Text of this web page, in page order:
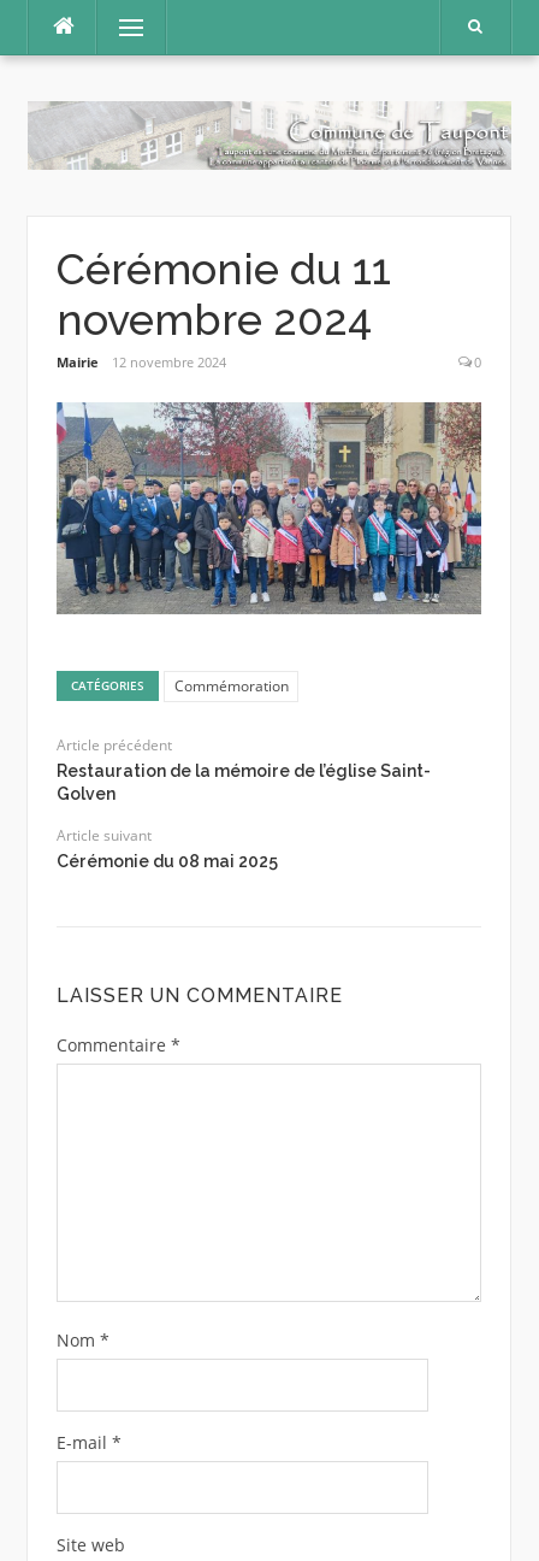
contenu
Menu
Cérémonie du 11
novembre 2024
Mairie 12 novembre 2024 0
CATÉGORIES Commémoration
Article précédent
Restauration de la mémoire de l’église Saint-
Golven
Article suivant
Cérémonie du 08 mai 2025
LAISSER UN COMMENTAIRE
Commentaire *
Nom *
E-mail *
Site web